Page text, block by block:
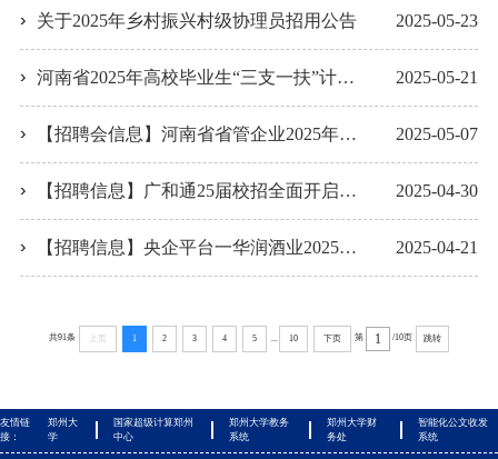
关于2025年乡村振兴村级协理员招用公告 2025-05-23
河南省2025年高校毕业生“三支一扶”计划启动 2025-05-21
【招聘会信息】河南省省管企业2025年招才引智春季专场招聘正式启动 2025-05-07
【招聘信息】广和通25届校招全面开启！！！ 2025-04-30
【招聘信息】央企平台一华润酒业2025届春季校园招聘 2025-04-21
共91条 上页 1 2 3 4 5 ... 10 下页 第 /10页 跳转
友情链
接：
郑州大
学
国家超级计算郑州
中心
郑州大学教务
系统
郑州大学财
务处
智能化公文收发
系统